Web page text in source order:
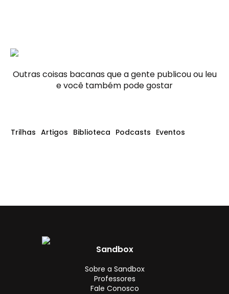
Outras coisas bacanas que a gente publicou ou leu
e você também pode gostar
Trilhas Artigos Biblioteca Podcasts Eventos
Sandbox
Sobre a Sandbox
Professores
Fale Conosco